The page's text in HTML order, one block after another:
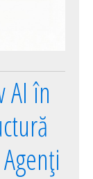
AI în